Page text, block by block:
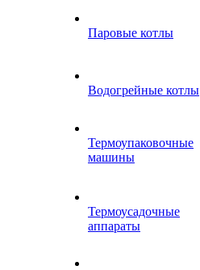
Паровые котлы
Водогрейные котлы
Термоупаковочные
машины
Термоусадочные
аппараты